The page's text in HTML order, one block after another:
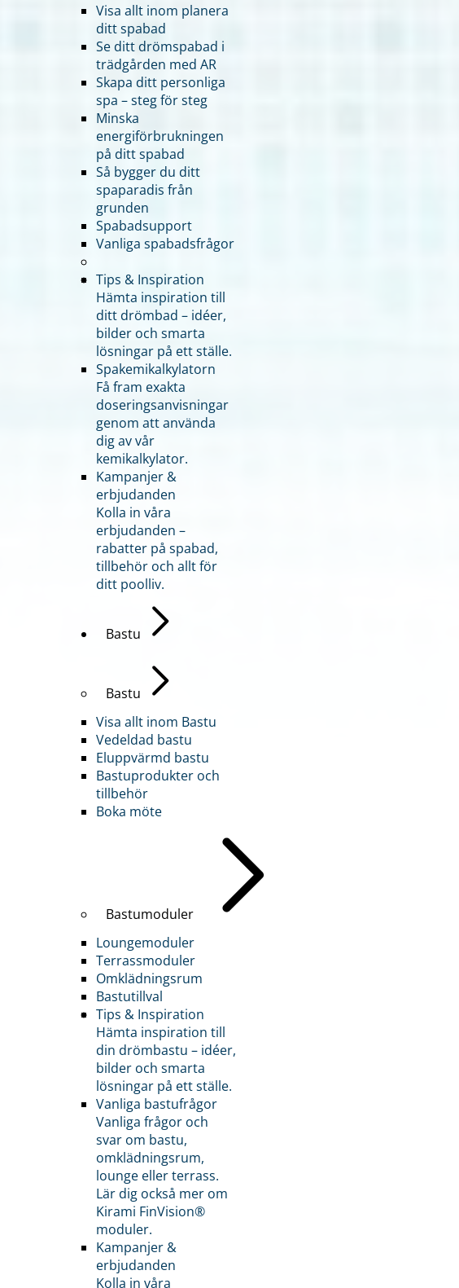
Visa allt inom planera
ditt spabad
Se ditt drömspabad i
trädgården med AR
Skapa ditt personliga
spa – steg för steg
Minska
energiförbrukningen
på ditt spabad
Så bygger du ditt
spaparadis från
grunden
Spabadsupport
Vanliga spabadsfrågor
Tips & Inspiration
Hämta inspiration till
ditt drömbad – idéer,
bilder och smarta
lösningar på ett ställe.
Spakemikalkylatorn
Få fram exakta
doseringsanvisningar
genom att använda
dig av vår
kemikalkylator.
Kampanjer &
erbjudanden
Kolla in våra
erbjudanden –
rabatter på spabad,
tillbehör och allt för
ditt poolliv.
Bastu
Bastu
Visa allt inom Bastu
Vedeldad bastu
Eluppvärmd bastu
Bastuprodukter och
tillbehör
Boka möte
Bastumoduler
Loungemoduler
Terrassmoduler
Omklädningsrum
Bastutillval
Tips & Inspiration
Hämta inspiration till
din drömbastu – idéer,
bilder och smarta
lösningar på ett ställe.
Vanliga bastufrågor
Vanliga frågor och
svar om bastu,
omklädningsrum,
lounge eller terrass.
Lär dig också mer om
Kirami FinVision®
moduler.
Kampanjer &
erbjudanden
Kolla in våra